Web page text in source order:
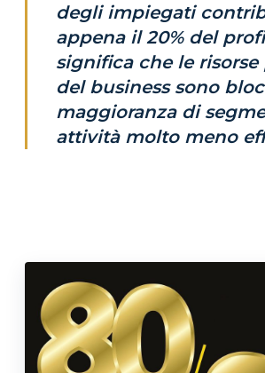
degli impiegati
appena il 20% del
significa che le
del business sono
maggioranza di
attività molto meno